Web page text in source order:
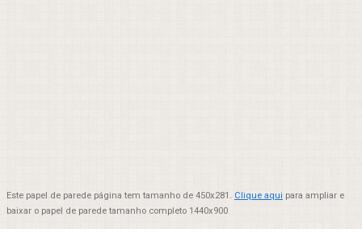
Este papel de parede página tem tamanho de 450x281. Clique aqui para ampliar e
baixar o papel de parede tamanho completo 1440x900